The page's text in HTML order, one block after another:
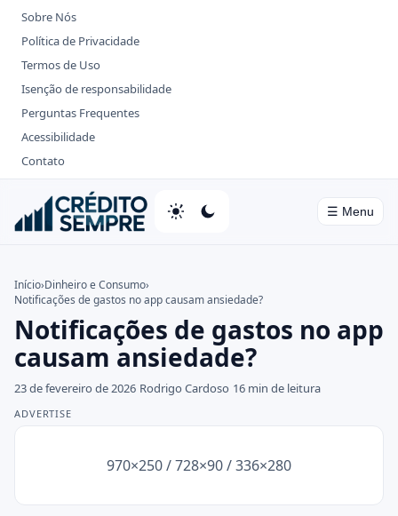
Sobre Nós
Política de Privacidade
Termos de Uso
Isenção de responsabilidade
Perguntas Frequentes
Acessibilidade
Contato
☰ Menu
Cartões de Crédito
Investimentos
Seguros
Informações Legais⚖️
Início›Dinheiro e Consumo›
Notificações de gastos no app causam ansiedade?
Notificações de gastos no app
causam ansiedade?
23 de fevereiro de 2026 Rodrigo Cardoso 16 min de leitura
ADVERTISE
970×250 / 728×90 / 336×280